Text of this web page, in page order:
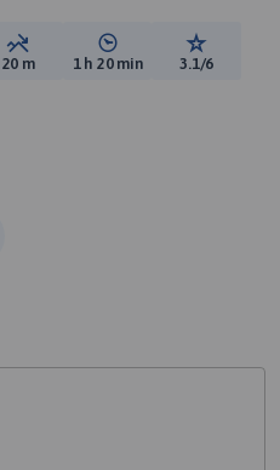
Suma spadków:
20 m Średni czas potrzebny
1 h 20 min Ocena
3.1/6